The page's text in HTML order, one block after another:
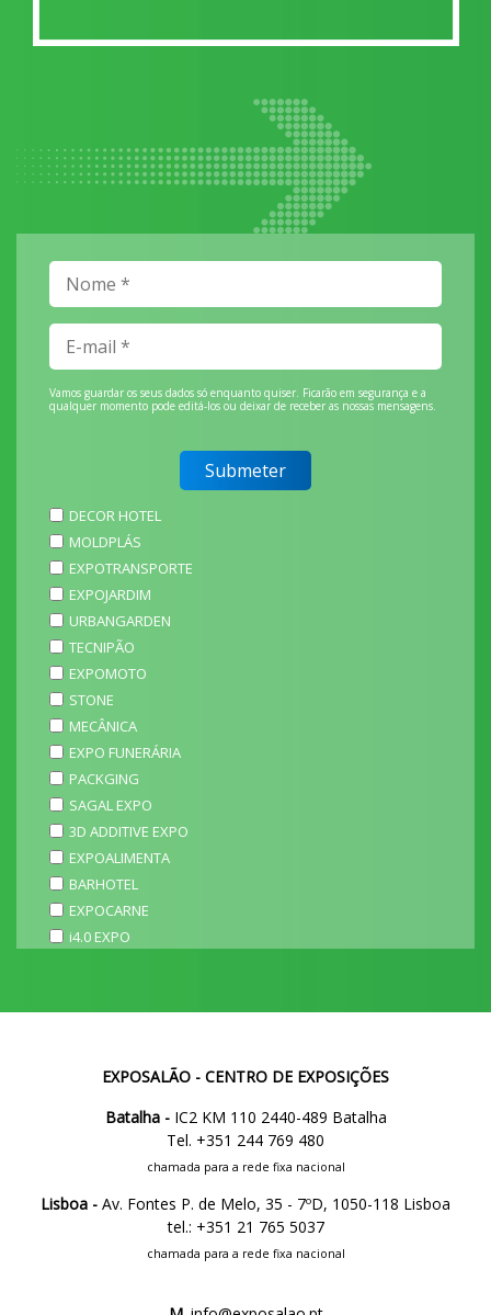
Vamos guardar os seus dados só enquanto quiser. Ficarão em segurança e a
qualquer momento pode editá-los ou deixar de receber as nossas mensagens.
DECOR HOTEL
MOLDPLÁS
EXPOTRANSPORTE
EXPOJARDIM
URBANGARDEN
TECNIPÃO
EXPOMOTO
STONE
MECÂNICA
EXPO FUNERÁRIA
PACKGING
SAGAL EXPO
3D ADDITIVE EXPO
EXPOALIMENTA
BARHOTEL
EXPOCARNE
i4.0 EXPO
EXPOSALÃO - CENTRO DE EXPOSIÇÕES
Batalha -IC2 KM 110 2440-489 Batalha
Tel. +351 244 769 480
chamada para a rede fixa nacional
Lisboa - Av. Fontes P. de Melo, 35 - 7ºD, 1050-118 Lisboa
tel.: +351 21 765 5037
chamada para a rede fixa nacional